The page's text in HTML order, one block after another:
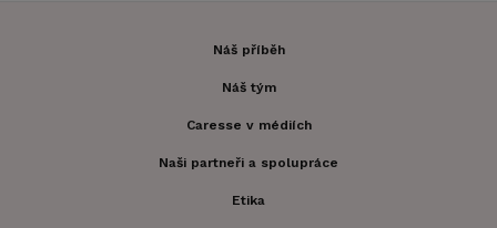
Náš příběh
Náš tým
Caresse v médiích
Naši partneři a spolupráce
Etika